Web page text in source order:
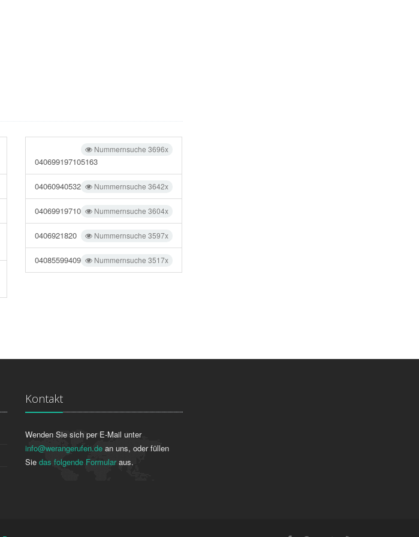
Nummernsuche 3696x
040699197105163
Nummernsuche 3642x
04060940532
Nummernsuche 3604x
04069919710
Nummernsuche 3597x
0406921820
Nummernsuche 3517x
04085599409
Kontakt
Wenden Sie sich per E-Mail unter
info@werangerufen.de an uns, oder füllen
Sie das folgende Formularaus.